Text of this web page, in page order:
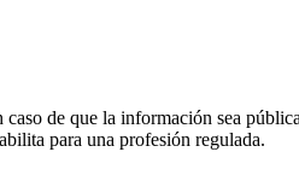
de que la información sea
para una profesión regulada.